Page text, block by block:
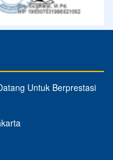
Untuk Berprestasi